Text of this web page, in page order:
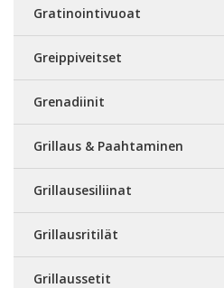
Gratinointivuoat
Greippiveitset
Grenadiinit
Grillaus & Paahtaminen
Grillausesiliinat
Grillausritilät
Grillaussetit